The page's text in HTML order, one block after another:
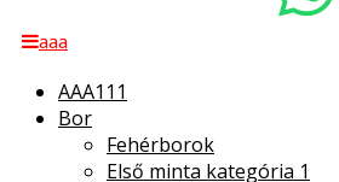
aaa
AAA111
Bor
Fehérborok
Első minta kategória 1